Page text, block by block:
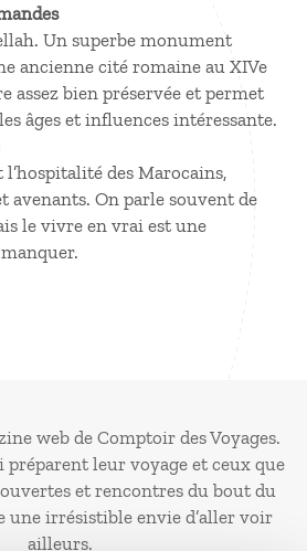
Un superbe monument
ancienne cité romaine au XIVe
assez bien préservée et permet
âges et influences intéressante.
des Marocains,
avenants. On parle souvent de
le vivre en vrai est une
web de Comptoir des Voyages.
leur voyage et ceux que
et rencontres du bout du
une irrésistible envie d’aller voir
ailleurs.